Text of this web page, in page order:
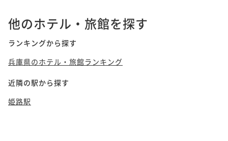
他のホテル・旅館を探す
ランキングから探す
兵庫県のホテル・旅館ランキング
近隣の駅から探す
姫路駅